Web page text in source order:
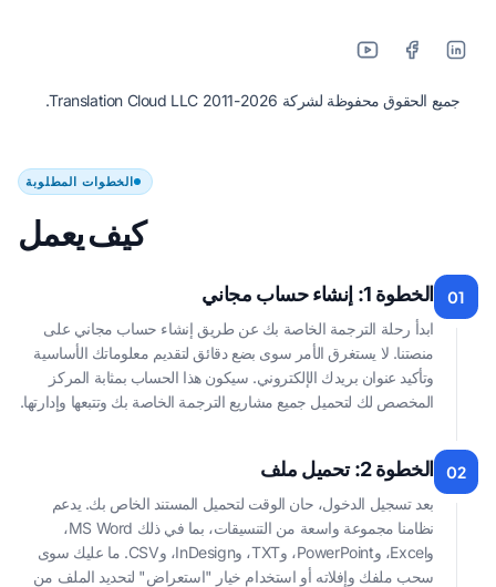
جميع الحقوق محفوظة لشركة Translation Cloud LLC 2011-2026.
الخطوات المطلوبة
كيف يعمل
01 الخطوة 1: إنشاء حساب مجاني
ابدأ رحلة الترجمة الخاصة بك عن طريق إنشاء حساب مجاني على
منصتنا. لا يستغرق الأمر سوى بضع دقائق لتقديم معلوماتك الأساسية
وتأكيد عنوان بريدك الإلكتروني. سيكون هذا الحساب بمثابة المركز
المخصص لك لتحميل جميع مشاريع الترجمة الخاصة بك وتتبعها وإدارتها.
02 الخطوة 2: تحميل ملف
بعد تسجيل الدخول، حان الوقت لتحميل المستند الخاص بك. يدعم
نظامنا مجموعة واسعة من التنسيقات، بما في ذلك MS Word،
وExcel، وPowerPoint، وTXT، وInDesign، وCSV. ما عليك سوى
سحب ملفك وإفلاته أو استخدام خيار "استعراض" لتحديد الملف من